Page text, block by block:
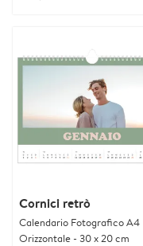
Cornici retrò
Calendario Fotografico A4
Orizzontale - 30 x 20 cm